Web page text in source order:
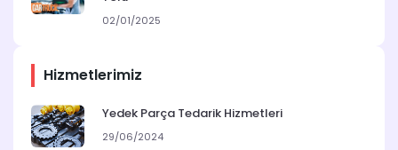
02/01/2025
Hizmetlerimiz
Yedek Parça Tedarik Hizmetleri
29/06/2024